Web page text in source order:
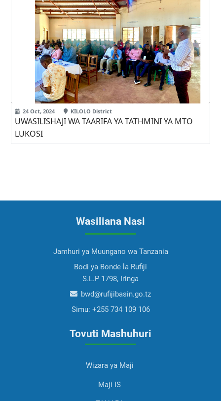
24 Oct, 2024 KILOLO District
UWASILISHAJI WA TAARIFA YA TATHMINI YA MTO
LUKOSI
Wasiliana Nasi
Jamhuri ya Muungano wa Tanzania
Bodi ya Bonde la Rufiji
S.L.P 1798, Iringa
bwd@rufijibasin.go.tz
Simu: +255 734 109 106
Tovuti Mashuhuri
Wizara ya Maji
Maji IS